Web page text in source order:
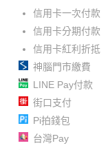
信用卡一次付款
信用卡分期付款
信用卡紅利折抵
神腦門市繳費
LINE Pay付款
街口支付
Pi拍錢包
台灣Pay